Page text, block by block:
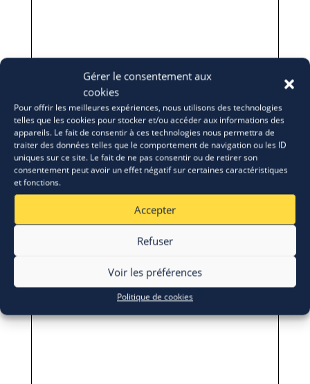
Gérer le consentement aux
cookies
Pour offrir les meilleures expériences, nous utilisons des technologies
telles que les cookies pour stocker et/ou accéder aux informations des
appareils. Le fait de consentir à ces technologies nous permettra de
traiter des données telles que le comportement de navigation ou les ID
uniques sur ce site. Le fait de ne pas consentir ou de retirer son
consentement peut avoir un effet négatif sur certaines caractéristiques
et fonctions.
Accepter
Refuser
Voir les préférences
Politique de cookies